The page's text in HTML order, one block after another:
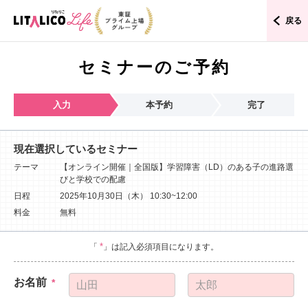
戻る
セミナーのご予約
入力 本予約 完了
現在選択しているセミナー
テーマ
【オンライン開催｜全国版】学習障害（LD）のある子の進路選
びと学校での配慮
日程
2025年10月30日（木） 10:30~12:00
料金
無料
「 * 」は記入必須項目になります。
お名前 *